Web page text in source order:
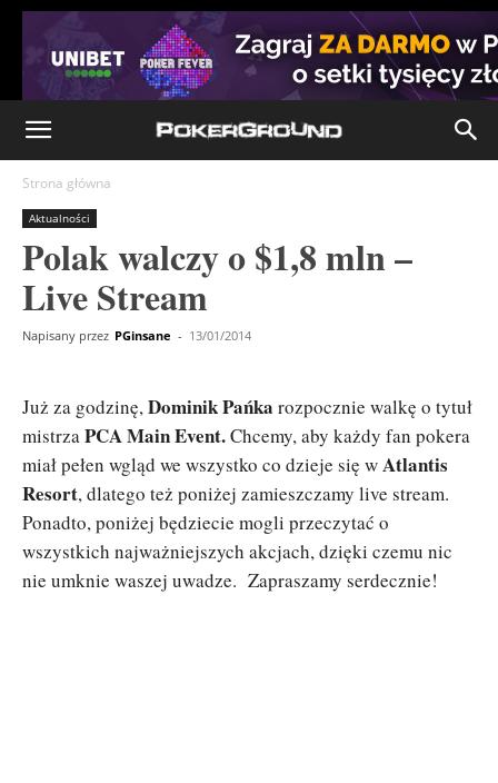
Strona główna
Aktualności
Polak walczy o $1,8 mln –
Live Stream
Napisany przez PGinsane - 13/01/2014
Już za godzinę,Dominik Pańka rozpocznie walkę o tytuł
mistrzaPCA Main Event.Chcemy, aby każdy fan pokera
miał pełen wgląd we wszystko co dzieje się wAtlantis
Resort, dlatego też poniżej zamieszczamy live stream.
Ponadto, poniżej będziecie mogli przeczytać o
wszystkich najważniejszych akcjach, dzięki czemu nic
nie umknie waszej uwadze. Zapraszamy serdecznie!